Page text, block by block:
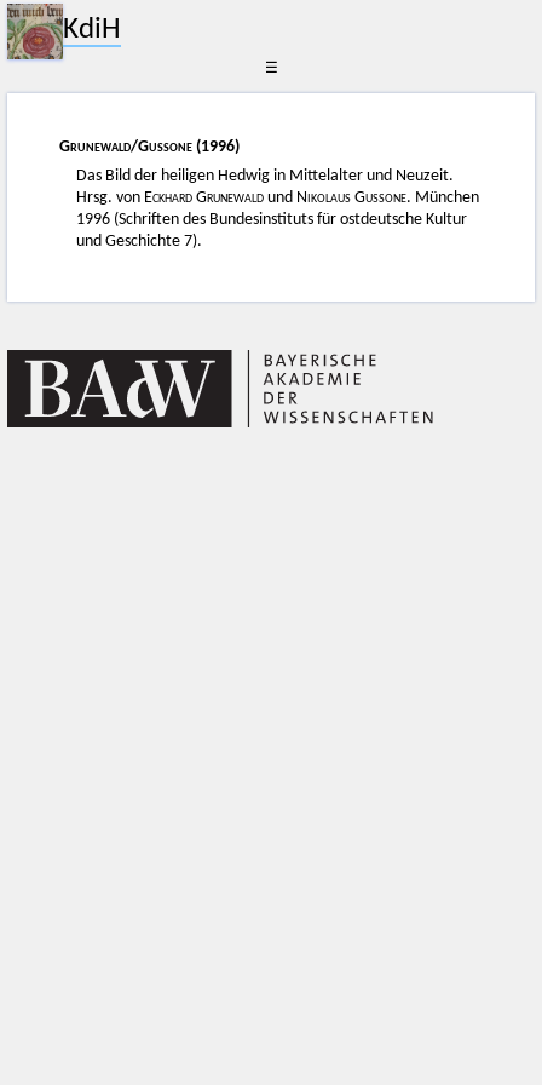
KdiH
☰
Grunewald/Gussone (1996)
Das Bild der heiligen Hedwig in Mittelalter und Neuzeit.
Hrsg. von Eckhard Grunewald und Nikolaus Gussone. München
1996 (Schriften des Bundesinstituts für ostdeutsche Kultur
und Geschichte 7).